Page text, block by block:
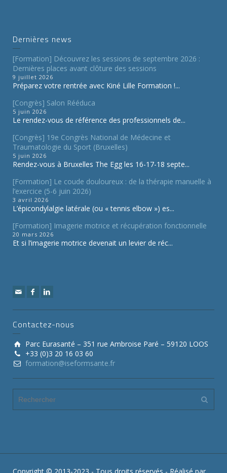
Dernières news
[Formation] Découvrez les sessions de septembre 2026 :
Dernières places avant clôture des sessions
9 juillet 2026
Préparez votre rentrée avec Kiné Lille Formation !...
[Congrès] Salon Rééduca
5 juin 2026
Le rendez-vous de référence des professionnels de...
[Congrès] 19e Congrès National de Médecine et
Traumatologie du Sport (Bruxelles)
5 juin 2026
Rendez-vous à Bruxelles The Egg les 16-17-18 septe...
[Formation] Le coude douloureux : de la thérapie manuelle à
l’exercice (5-6 juin 2026)
3 avril 2026
L’épicondylalgie latérale (ou « tennis elbow ») es...
[Formation] Imagerie motrice et récupération fonctionnelle
20 mars 2026
Et si l’imagerie motrice devenait un levier de réc...
Contactez-nous
Parc Eurasanté – 351 rue Ambroise Paré – 59120 LOOS
+33 (0)3 20 16 03 60
formation@iseformsante.fr